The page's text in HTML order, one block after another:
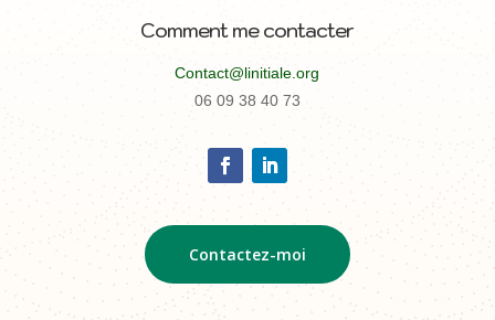
Comment me contacter
Contact@linitiale.org
06 09 38 40 73
Contactez-moi